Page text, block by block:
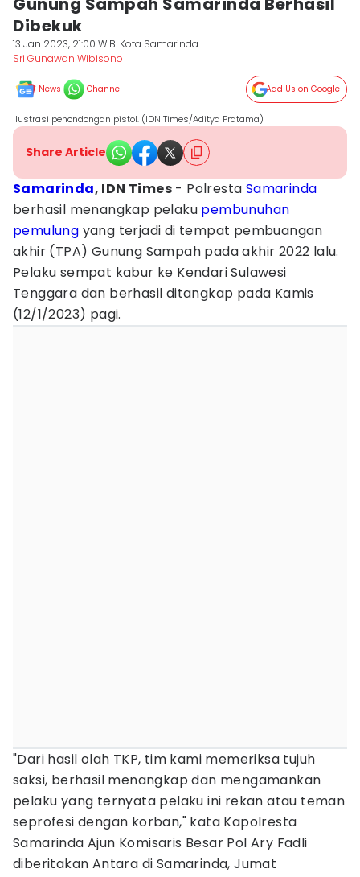
Dibekuk
13 Jan 2023, 21:00 WIB Kota Samarinda
Sri Gunawan Wibisono
News Channel Add Us on Google
Ilustrasi penondongan pistol. (IDN Times/Aditya Pratama)
Share Article
Samarinda, IDN Times - Polresta Samarinda
berhasil menangkap pelaku pembunuhan
pemulung yang terjadi di tempat pembuangan
akhir (TPA) Gunung Sampah pada akhir 2022 lalu.
Pelaku sempat kabur ke Kendari Sulawesi
Tenggara dan berhasil ditangkap pada Kamis
(12/1/2023) pagi.
"Dari hasil olah TKP, tim kami memeriksa tujuh
saksi, berhasil menangkap dan mengamankan
pelaku yang ternyata pelaku ini rekan atau teman
seprofesi dengan korban," kata Kapolresta
Samarinda Ajun Komisaris Besar Pol Ary Fadli
diberitakan Antara di Samarinda, Jumat